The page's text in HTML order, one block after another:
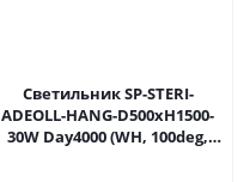
Светильник SP-STERI-
ADEOLL-HANG-D500xH1500-
30W Day4000 (WH, 100deg,